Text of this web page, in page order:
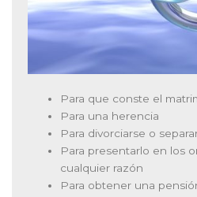
Para que conste el
Para una herencia
Para divorciarse o
Para presentarlo en los
cualquier razón
Para obtener una